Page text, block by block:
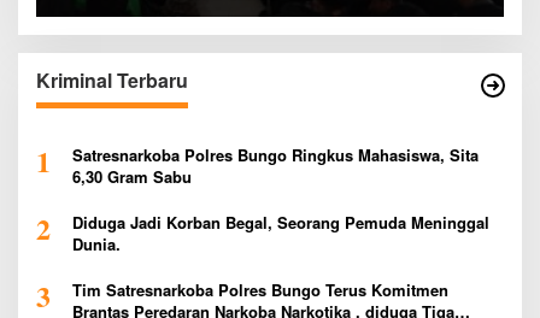
Kriminal Terbaru
1
Satresnarkoba Polres Bungo Ringkus Mahasiswa, Sita
6,30 Gram Sabu
2
Diduga Jadi Korban Begal, Seorang Pemuda Meninggal
Dunia.
3
Tim Satresnarkoba Polres Bungo Terus Komitmen
Brantas Peredaran Narkoba Narkotika , diduga Tiga